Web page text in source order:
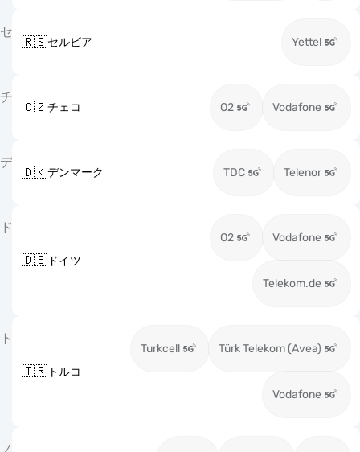
セ
🇷🇸セルビア Yettel
チ
🇨🇿チェコ O2 Vodafone
デ
🇩🇰デンマーク TDC Telenor
ド
🇩🇪ドイツ
O2 Vodafone
Telekom.de
ト
🇹🇷トルコ
Turkcell Türk Telekom (Avea)
Vodafone